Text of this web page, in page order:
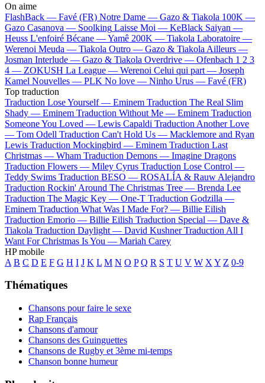
On aime
FlashBack — Favé (FR) Notre Dame — Gazo & Tiakola 100K —
Gazo Casanova — Soolking Laisse Moi — KeBlack Saiyan —
Heuss L'enfoiré Bécane —Yamê 200K — Tiakola Laboratoire —
Werenoi Meuda — Tiakola Outro — Gazo & Tiakola Ailleurs —
Josman Interlude — Gazo & Tiakola Overdrive — Ofenbach 1 2 3
4 — ZOKUSH La League — Werenoi Celui qui part — Joseph
Kamel Nouvelles — PLK No love — Ninho Urus — Favé (FR)
Top traduction
Traduction Lose Yourself — Eminem Traduction The Real Slim
Shady — Eminem Traduction Without Me — Eminem Traduction
Someone You Loved — Lewis Capaldi Traduction Another Love
— Tom Odell Traduction Can't Hold Us — Macklemore and Ryan
Lewis Traduction Mockingbird — Eminem Traduction Last
Christmas — Wham Traduction Demons — Imagine Dragons
Traduction Flowers — Miley Cyrus Traduction Lose Control —
Teddy Swims Traduction BESO — ROSALÍA & Rauw Alejandro
Traduction Rockin' Around The Christmas Tree — Brenda Lee
Traduction The Magic Key — One-T Traduction Godzilla —
Eminem Traduction What Was I Made For? — Billie Eilish
Traduction Emorio — Billie Eilish Traduction Special — Dave &
Tiakola Traduction Daylight — David Kushner Traduction All I
Want For Christmas Is You — Mariah Carey
HP mobile
A B C D E F G H I J K L M N O P Q R S T U V W X Y Z 0-9
Thématiques
Chansons pour faire le sexe
Rap Français
Chansons d'amour
Chansons des Guinguettes
Chansons de Rugby et 3ème mi-temps
Chanson bonne humeur